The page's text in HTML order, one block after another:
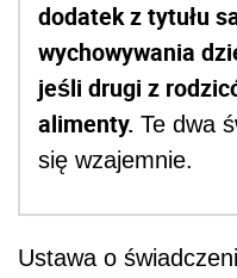
dodatek z tytułu
wychowywania
jeśli drugi z
alimenty. Te dwa
się wzajemnie.
Ustawa o